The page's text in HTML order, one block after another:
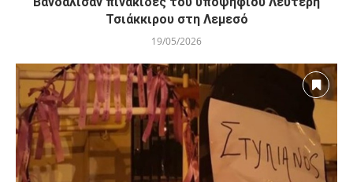
Τσιάκκιρου στη Λεμεσό
19/05/2026